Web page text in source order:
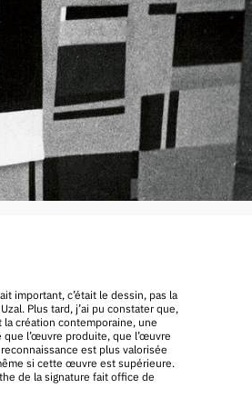
important, c’était le dessin, pas la
Plus tard, j’ai pu constater que,
la création contemporaine, une
l’œuvre produite, que l’œuvre
est plus valorisée
si cette œuvre est supérieure.
de la signature fait office de